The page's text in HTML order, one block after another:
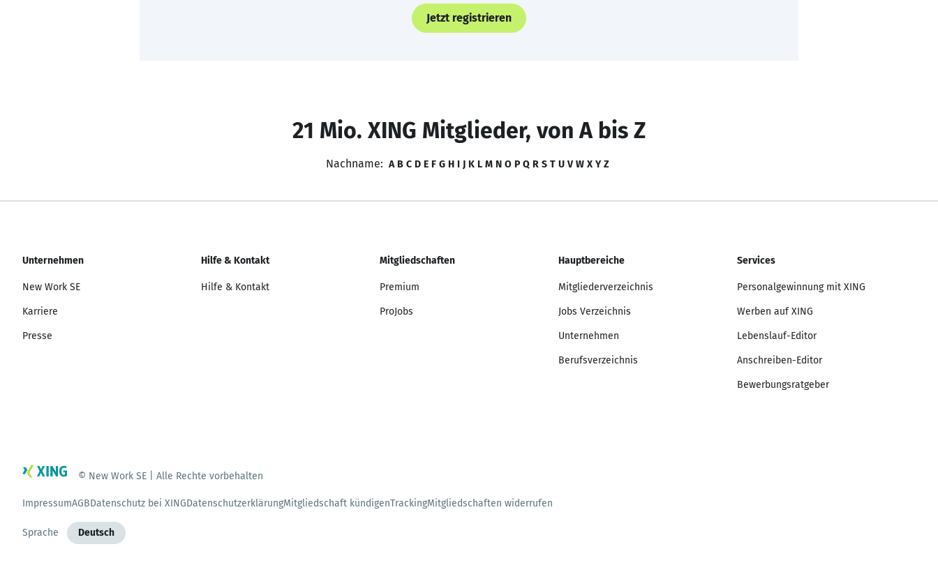
Jetzt registrieren
21 Mio. XING Mitglieder, von A bis Z
Nachname: A B C D E F G H I J K L M N O P Q R S T U V W X Y Z
Unternehmen
New Work SE
Karriere
Presse
Hilfe & Kontakt
Hilfe & Kontakt
Mitgliedschaften
Premium
ProJobs
Hauptbereiche
Mitgliederverzeichnis
Jobs Verzeichnis
Unternehmen
Berufsverzeichnis
Services
Personalgewinnung mit XING
Werben auf XING
Lebenslauf-Editor
Anschreiben-Editor
Bewerbungsratgeber
© New Work SE | Alle Rechte vorbehalten
ImpressumAGBDatenschutz bei XINGDatenschutzerklärungMitgliedschaft kündigenTrackingMitgliedschaften widerrufen
Sprache Deutsch